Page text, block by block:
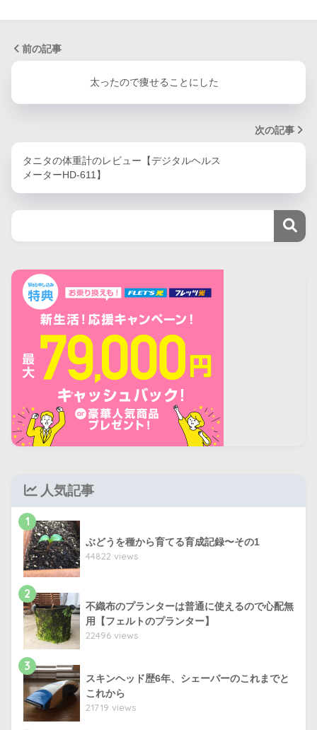
前の記事
太ったので痩せることにした
次の記事
タニタの体重計のレビュー【デジタルヘルス
メーターHD-611】
人気記事
1
ぶどうを種から育てる育成記録〜その1
44822 views
2
不織布のプランターは普通に使えるので心配無
用【フェルトのプランター】
22496 views
3
スキンヘッド歴6年、シェーバーのこれまでと
これから
21719 views